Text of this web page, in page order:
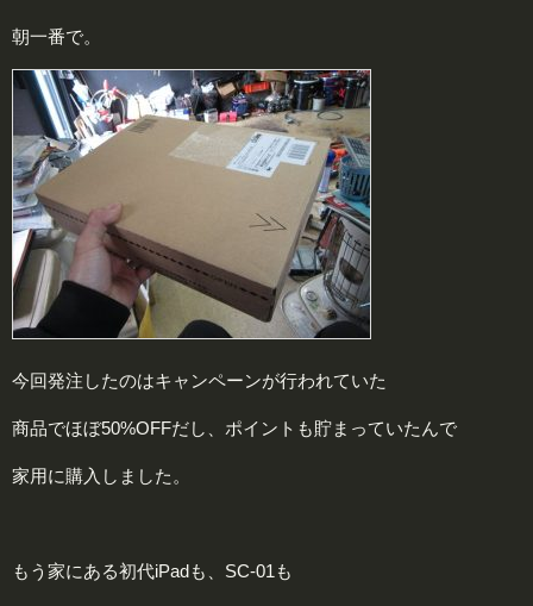
朝一番で。
今回発注したのはキャンペーンが行われていた
商品でほぼ50%OFFだし、ポイントも貯まっていたんで
家用に購入しました。
もう家にある初代iPadも、SC-01も